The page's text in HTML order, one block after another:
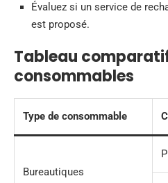
Évaluez si un service de
est proposé.
Tableau
consommables
Type de consommable
Bureautiques